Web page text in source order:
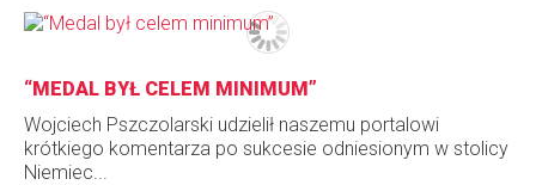
“MEDAL BYŁ CELEM MINIMUM”
Wojciech Pszczolarski udzielił naszemu portalowi
krótkiego komentarza po sukcesie odniesionym w stolicy
Niemiec...